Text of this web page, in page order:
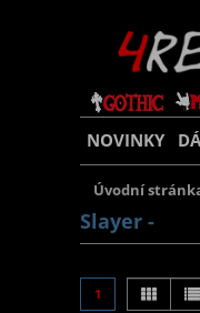
NOVINKY
Úvodní
Slayer -
1